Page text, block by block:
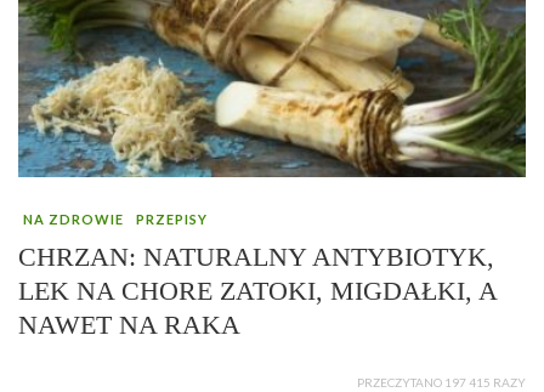
NA ZDROWIE PRZEPISY
CHRZAN: NATURALNY ANTYBIOTYK,
LEK NA CHORE ZATOKI, MIGDAŁKI, A
NAWET NA RAKA
PRZECZYTANO 197 415 RAZY